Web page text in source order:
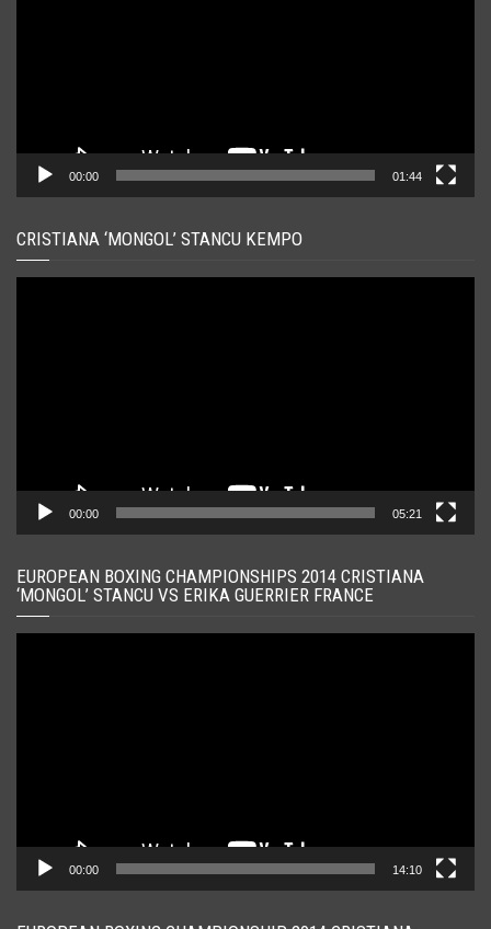
00:00 01:44
CRISTIANA ‘MONGOL’ STANCU KEMPO
00:00 05:21
EUROPEAN BOXING CHAMPIONSHIPS 2014 CRISTIANA
‘MONGOL’ STANCU VS ERIKA GUERRIER FRANCE
00:00 14:10